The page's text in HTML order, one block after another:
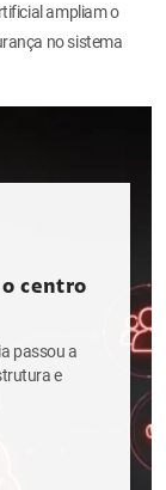
ampliam o
no sistema
o centro
passou a
e